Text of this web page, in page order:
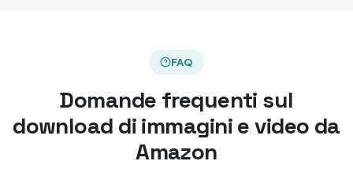
FAQ
Domande frequenti sul
download di immagini e video da
Amazon